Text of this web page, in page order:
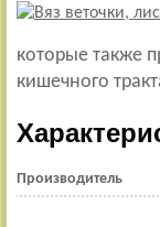
которые также
кишечного
Производитель